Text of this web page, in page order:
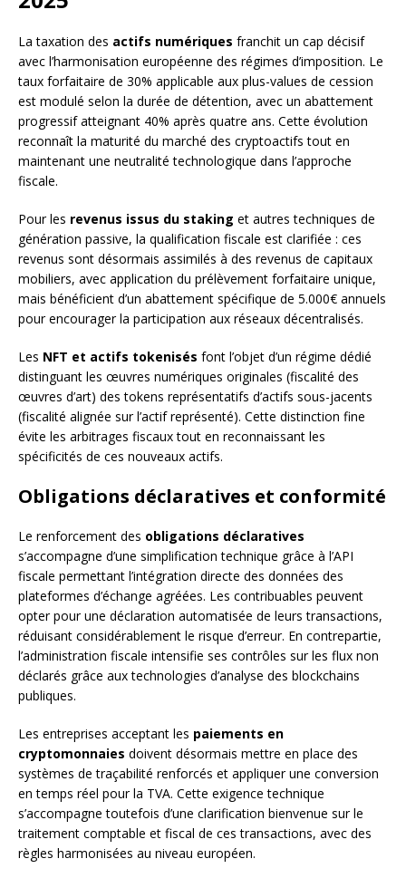
La taxation des actifs numériques franchit un cap décisif
avec l’harmonisation européenne des régimes d’imposition. Le
taux forfaitaire de 30% applicable aux plus-values de cession
est modulé selon la durée de détention, avec un abattement
progressif atteignant 40% après quatre ans. Cette évolution
reconnaît la maturité du marché des cryptoactifs tout en
maintenant une neutralité technologique dans l’approche
fiscale.
Pour les revenus issus du staking et autres techniques de
génération passive, la qualification fiscale est clarifiée : ces
revenus sont désormais assimilés à des revenus de capitaux
mobiliers, avec application du prélèvement forfaitaire unique,
mais bénéficient d’un abattement spécifique de 5.000€ annuels
pour encourager la participation aux réseaux décentralisés.
Les NFT et actifs tokenisés font l’objet d’un régime dédié
distinguant les œuvres numériques originales (fiscalité des
œuvres d’art) des tokens représentatifs d’actifs sous-jacents
(fiscalité alignée sur l’actif représenté). Cette distinction fine
évite les arbitrages fiscaux tout en reconnaissant les
spécificités de ces nouveaux actifs.
Obligations déclaratives et conformité
Le renforcement des obligations déclaratives
s’accompagne d’une simplification technique grâce à l’API
fiscale permettant l’intégration directe des données des
plateformes d’échange agréées. Les contribuables peuvent
opter pour une déclaration automatisée de leurs transactions,
réduisant considérablement le risque d’erreur. En contrepartie,
l’administration fiscale intensifie ses contrôles sur les flux non
déclarés grâce aux technologies d’analyse des blockchains
publiques.
Les entreprises acceptant les paiements en
cryptomonnaies doivent désormais mettre en place des
systèmes de traçabilité renforcés et appliquer une conversion
en temps réel pour la TVA. Cette exigence technique
s’accompagne toutefois d’une clarification bienvenue sur le
traitement comptable et fiscal de ces transactions, avec des
règles harmonisées au niveau européen.